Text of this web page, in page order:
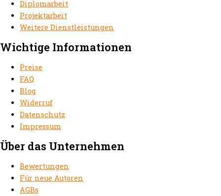
Diplomarbeit
Projektarbeit
Weitere Dienstleistungen
Wichtige Informationen
Preise
FAQ
Blog
Widerruf
Datenschutz
Impressum
Über das Unternehmen
Bewertungen
Für neue Autoren
AGBs